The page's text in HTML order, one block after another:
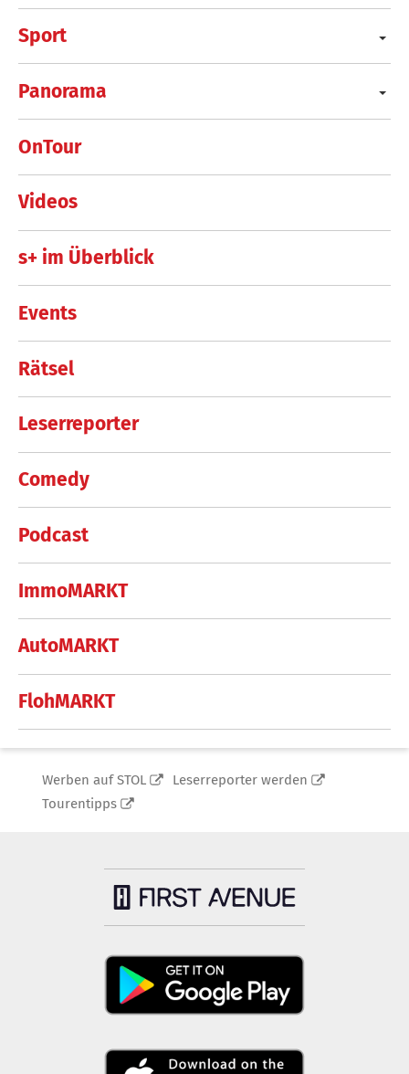
Sport
Panorama
OnTour
Videos
s+ im Überblick
Events
Rätsel
Leserreporter
Comedy
Podcast
ImmoMARKT
AutoMARKT
FlohMARKT
Werben auf STOL
Leserreporter werden
Tourentipps